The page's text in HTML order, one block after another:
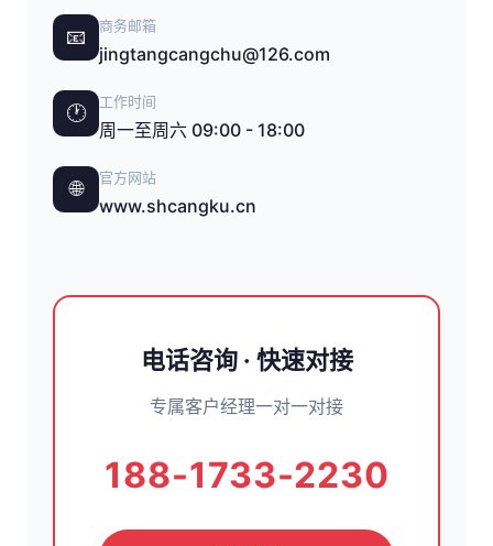
📧 商务邮箱
jingtangcangchu@126.com
🕐 工作时间
周一至周六 09:00 - 18:00
🌐 官方网站
www.shcangku.cn
电话咨询 · 快速对接
专属客户经理一对一对接
188-1733-2230